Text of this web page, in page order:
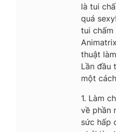
là tui
quá
tui chấm
thuật
Lần đầu
một
1. Làm
về phần
sức hấp